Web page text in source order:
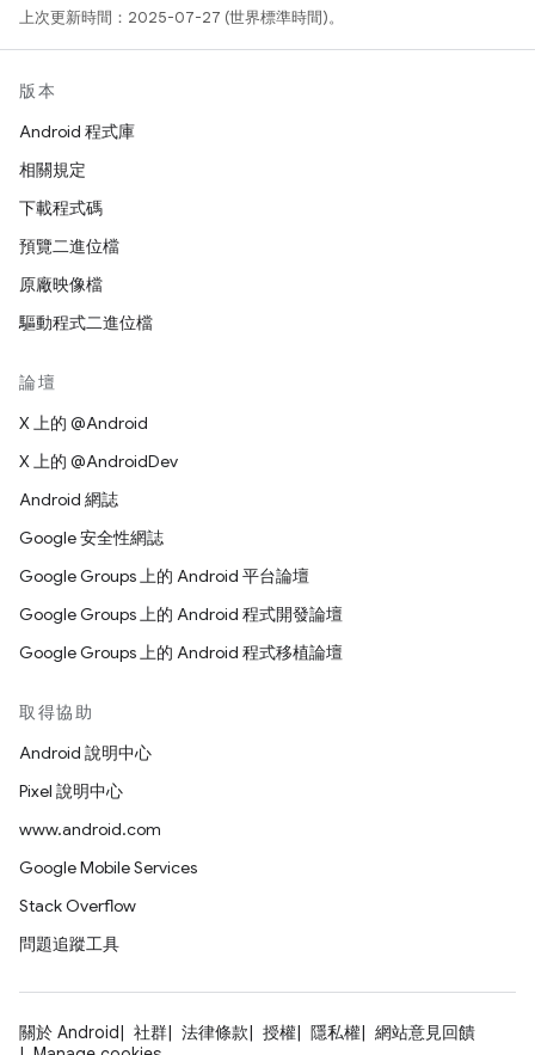
上次更新時間：2025-07-27 (世界標準時間)。
版本
Android 程式庫
相關規定
下載程式碼
預覽二進位檔
原廠映像檔
驅動程式二進位檔
論壇
X 上的 @Android
X 上的 @AndroidDev
Android 網誌
Google 安全性網誌
Google Groups 上的 Android 平台論壇
Google Groups 上的 Android 程式開發論壇
Google Groups 上的 Android 程式移植論壇
取得協助
Android 說明中心
Pixel 說明中心
www.android.com
Google Mobile Services
Stack Overflow
問題追蹤工具
關於 Android 社群 法律條款 授權 隱私權
網站意見回饋